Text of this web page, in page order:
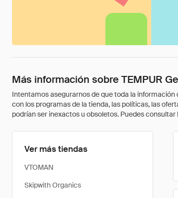
Más información sobre TEMPUR
Intentamos asegurarnos de que toda la
con los programas de la tienda, las políticas, las
podrían ser inexactos u obsoletos. Puedes
Ver más tiendas
VTOMAN
Skipwith Organics